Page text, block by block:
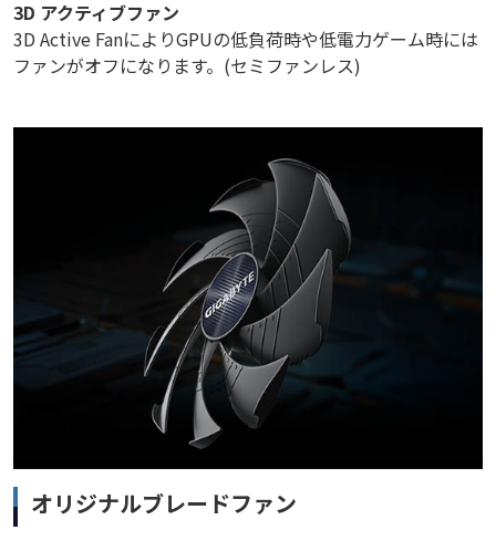
3D アクティブファン
3D Active FanによりGPUの低負荷時や低電力ゲーム時には
ファンがオフになります。(セミファンレス)
オリジナルブレードファン